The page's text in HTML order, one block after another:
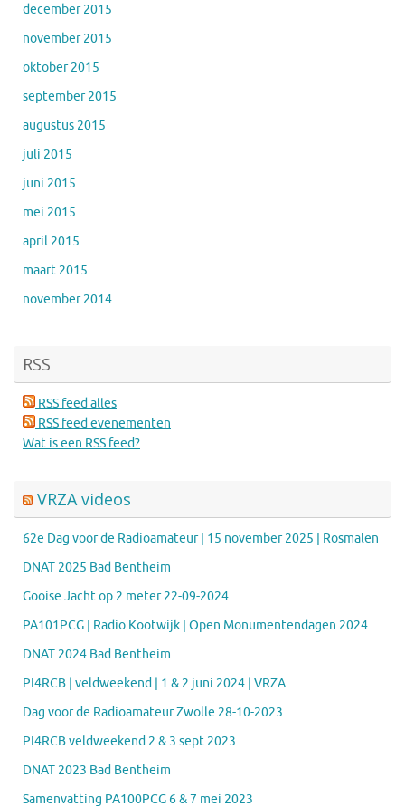
december 2015
november 2015
oktober 2015
september 2015
augustus 2015
juli 2015
juni 2015
mei 2015
april 2015
maart 2015
november 2014
RSS
RSS feed alles
RSS feed evenementen
Wat is een RSS feed?
VRZA videos
62e Dag voor de Radioamateur | 15 november 2025 | Rosmalen
DNAT 2025 Bad Bentheim
Gooise Jacht op 2 meter 22-09-2024
PA101PCG | Radio Kootwijk | Open Monumentendagen 2024
DNAT 2024 Bad Bentheim
PI4RCB | veldweekend | 1 & 2 juni 2024 | VRZA
Dag voor de Radioamateur Zwolle 28-10-2023
PI4RCB veldweekend 2 & 3 sept 2023
DNAT 2023 Bad Bentheim
Samenvatting PA100PCG 6 & 7 mei 2023